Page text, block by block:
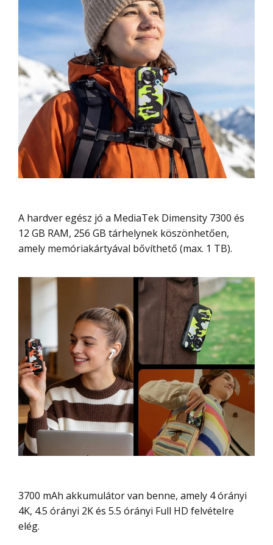
A hardver egész jó a MediaTek Dimensity 7300 és
12 GB RAM, 256 GB tárhelynek köszönhetően,
amely memóriakártyával bővíthető (max. 1 TB).
3700 mAh akkumulátor van benne, amely 4 órányi
4K, 4.5 órányi 2K és 5.5 órányi Full HD felvételre
elég.